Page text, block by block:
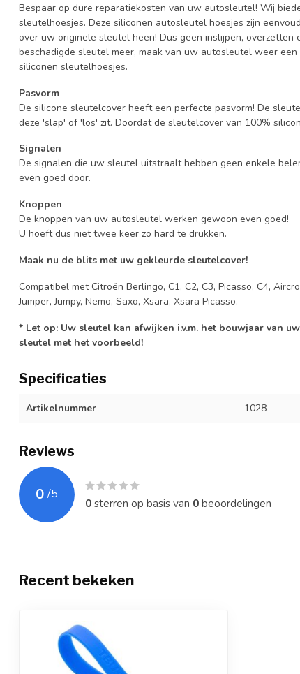
Bespaar op dure reparatiekosten van uw autosleutel! Wij
sleutelhoesjes. Deze siliconen autosleutel hoesjes zijn
over uw originele sleutel heen! Dus geen inslijpen, overzetten
beschadigde sleutel meer, maak van uw autosleutel weer
siliconen sleutelhoesjes.
Pasvorm
De silicone sleutelcover heeft een perfecte pasvorm! De
deze 'slap' of 'los' zit. Doordat de sleutelcover van 100%
Signalen
De signalen die uw sleutel uitstraalt hebben geen enkele
even goed door.
Knoppen
De knoppen van uw autosleutel werken gewoon even goed!
U hoeft dus niet twee keer zo hard te drukken.
Maak nu de blits met uw gekleurde sleutelcover!
Compatibel met Citroën Berlingo, C1, C2, C3, Picasso, C4,
Jumper, Jumpy, Nemo, Saxo, Xsara, Xsara Picasso.
* Let op: Uw sleutel kan afwijken i.v.m. het bouwjaar van
sleutel met het voorbeeld!
Specificaties
Artikelnummer 1028
Reviews
0 /5
0sterren op basis van 0beoordelingen
Recent bekeken